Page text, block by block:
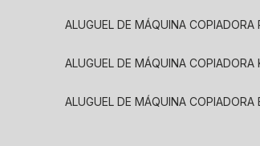
ALUGUEL DE MÁQUINA COPIADORA
ALUGUEL DE MÁQUINA COPIADORA
ALUGUEL DE MÁQUINA COPIADORA